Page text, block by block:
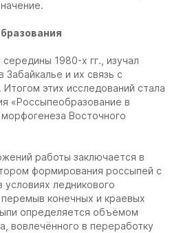
1980-х гг., изучал
и их связь с
этих исследований стала
«Россыпеобразование в
Восточного
работы заключается в
формирования россыпей с
ледникового
конечных и краевых
определяется объёмом
вовлечённого в переработку